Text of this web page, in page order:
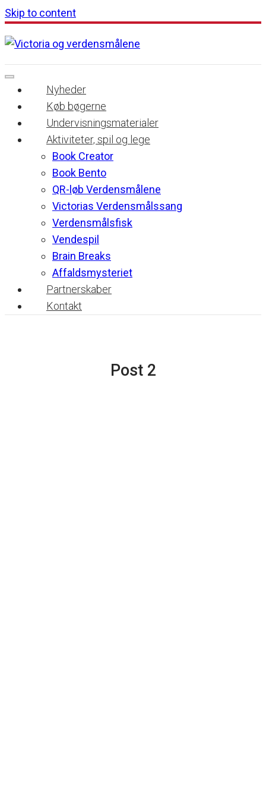
Skip to content
Nyheder
Køb bøgerne
Undervisningsmaterialer
Aktiviteter, spil og lege
Book Creator
Book Bento
QR-løb Verdensmålene
Victorias Verdensmålssang
Verdensmålsfisk
Vendespil
Brain Breaks
Affaldsmysteriet
Partnerskaber
Kontakt
Post 2